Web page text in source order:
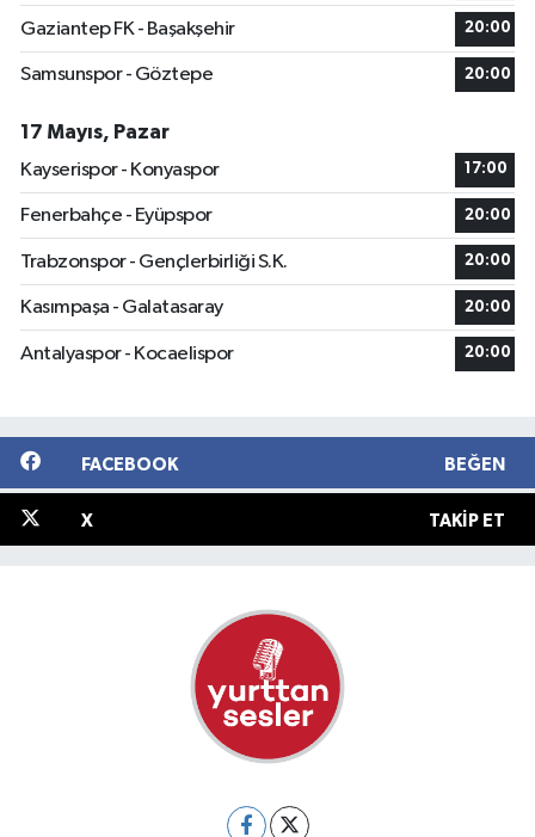
Gaziantep FK - Başakşehir 20:00
Samsunspor - Göztepe 20:00
17 Mayıs, Pazar
Kayserispor - Konyaspor
17:00
Fenerbahçe - Eyüpspor 20:00
Trabzonspor - Gençlerbirliği S.K. 20:00
Kasımpaşa - Galatasaray 20:00
Antalyaspor - Kocaelispor 20:00
FACEBOOK BEĞEN
X TAKIP ET